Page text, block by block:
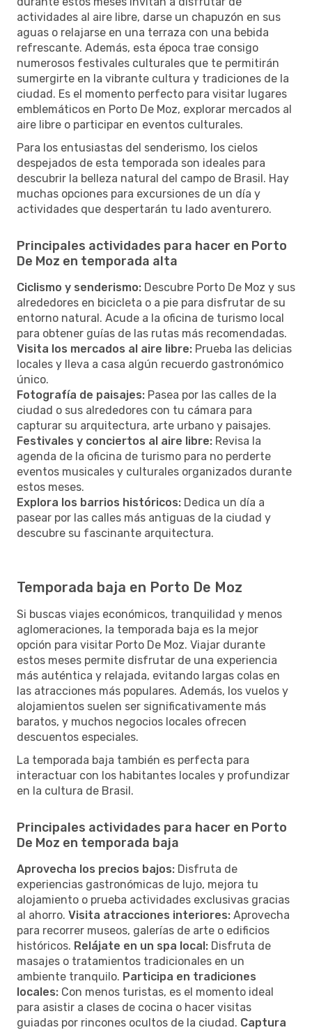
actividades al aire libre, darse un chapuzón en sus
aguas o relajarse en una terraza con una bebida
refrescante. Además, esta época trae consigo
numerosos festivales culturales que te permitirán
sumergirte en la vibrante cultura y tradiciones de la
ciudad. Es el momento perfecto para visitar lugares
emblemáticos en Porto De Moz, explorar mercados al
aire libre o participar en eventos culturales.
Para los entusiastas del senderismo, los cielos
despejados de esta temporada son ideales para
descubrir la belleza natural del campo de Brasil. Hay
muchas opciones para excursiones de un día y
actividades que despertarán tu lado aventurero.
Principales actividades para hacer en Porto
De Moz en temporada alta
Ciclismo y senderismo: Descubre Porto De Moz y sus
alrededores en bicicleta o a pie para disfrutar de su
entorno natural. Acude a la oficina de turismo local
para obtener guías de las rutas más recomendadas.
Visita los mercados al aire libre: Prueba las delicias
locales y lleva a casa algún recuerdo gastronómico
único.
Fotografía de paisajes: Pasea por las calles de la
ciudad o sus alrededores con tu cámara para
capturar su arquitectura, arte urbano y paisajes.
Festivales y conciertos al aire libre: Revisa la
agenda de la oficina de turismo para no perderte
eventos musicales y culturales organizados durante
estos meses.
Explora los barrios históricos: Dedica un día a
pasear por las calles más antiguas de la ciudad y
descubre su fascinante arquitectura.
Temporada baja en Porto De Moz
Si buscas viajes económicos, tranquilidad y menos
aglomeraciones, la temporada baja es la mejor
opción para visitar Porto De Moz. Viajar durante
estos meses permite disfrutar de una experiencia
más auténtica y relajada, evitando largas colas en
las atracciones más populares. Además, los vuelos y
alojamientos suelen ser significativamente más
baratos, y muchos negocios locales ofrecen
descuentos especiales.
La temporada baja también es perfecta para
interactuar con los habitantes locales y profundizar
en la cultura de Brasil.
Principales actividades para hacer en Porto
De Moz en temporada baja
Aprovecha los precios bajos: Disfruta de
experiencias gastronómicas de lujo, mejora tu
alojamiento o prueba actividades exclusivas gracias
al ahorro. Visita atracciones interiores: Aprovecha
para recorrer museos, galerías de arte o edificios
históricos. Relájate en un spa local: Disfruta de
masajes o tratamientos tradicionales en un
ambiente tranquilo. Participa en tradiciones
locales: Con menos turistas, es el momento ideal
para asistir a clases de cocina o hacer visitas
guiadas por rincones ocultos de la ciudad. Captura